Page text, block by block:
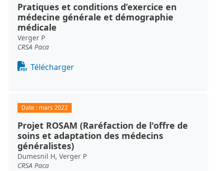
Pratiques et conditions d’exercice en
médecine générale et démographie
médicale
Verger P
CRSA Paca
Document
Télécharger
Date : mars 2022
Projet ROSAM (Raréfaction de l'offre de
soins et adaptation des médecins
généralistes)
Dumesnil H, Verger P
CRSA Paca